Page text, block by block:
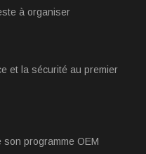
à organiser
et la sécurité au premier
programme OEM